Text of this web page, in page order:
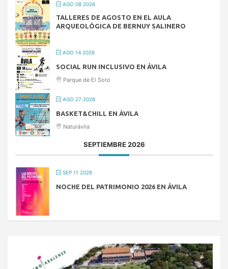
AGO 08 2026
TALLERES DE AGOSTO EN EL AULA
ARQUEOLÓGICA DE BERNUY SALINERO
AGO 14 2026
SOCIAL RUN INCLUSIVO EN ÁVILA
Parque de El Soto
AGO 27 2026
BASKET&CHILL EN ÁVILA
Naturávila
SEPTIEMBRE 2026
SEP 11 2026
NOCHE DEL PATRIMONIO 2026 EN ÁVILA